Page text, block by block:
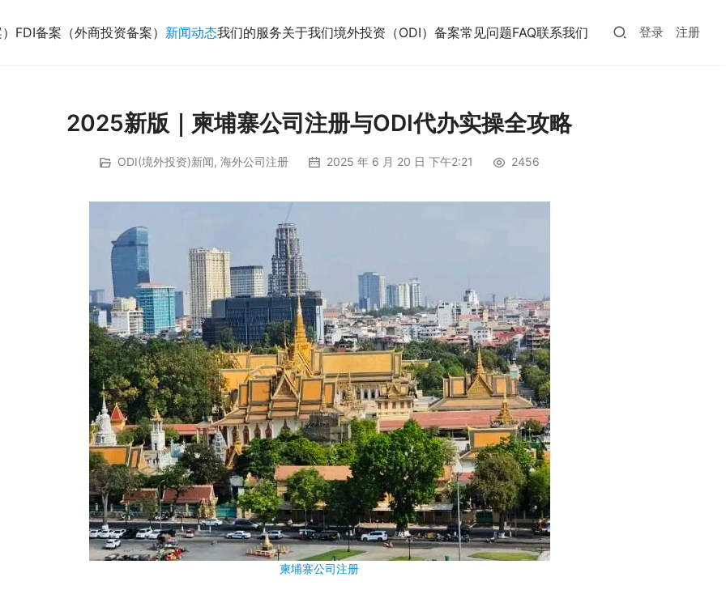
FDI备案（外商投资备案） 新闻动态我们的服务关于我们境外投资（ODI）备案常见问题FAQ联系我们 登录 注册
2025新版｜柬埔寨公司注册与ODI代办实操全攻略
ODI(境外投资)新闻, 海外公司注册 2025 年 6 月 20 日 下午2:21 2456
柬埔寨公司注册